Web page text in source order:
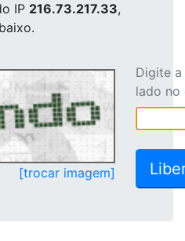
IP 216.73.217.33,
[trocar imagem]
Digite
lado no